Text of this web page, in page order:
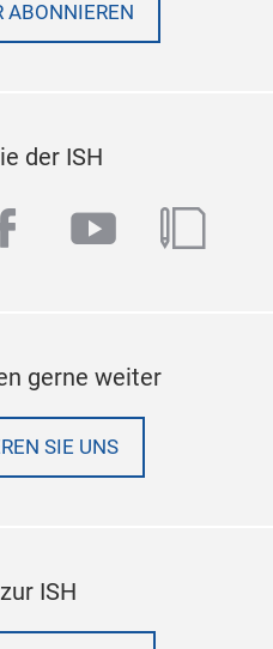
ABONNIEREN
der ISH
youtube
blog
gerne weiter
SIE UNS
ISH